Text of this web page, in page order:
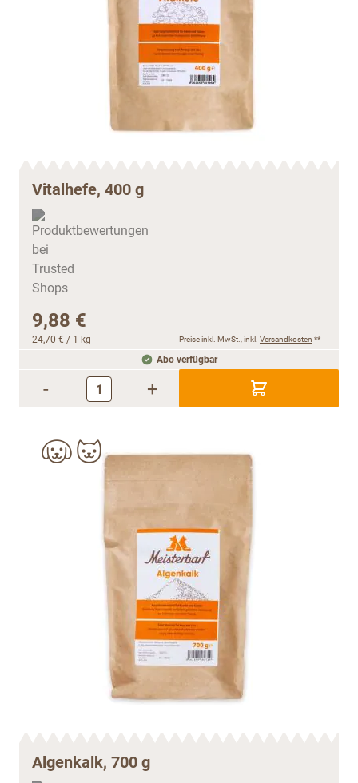
Vitalhefe, 400 g
9,88 €
24,70 € / 1 kg Preise inkl. MwSt., inkl. Versandkosten **
Abo verfügbar
- +
Algenkalk, 700 g